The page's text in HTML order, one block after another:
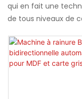
qui en fait une
de tous niveaux de